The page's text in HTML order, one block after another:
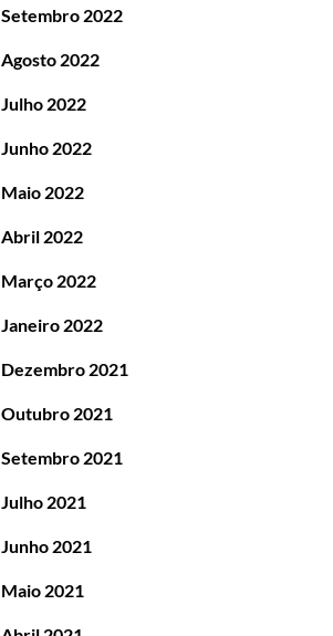
Setembro 2022
Agosto 2022
Julho 2022
Junho 2022
Maio 2022
Abril 2022
Março 2022
Janeiro 2022
Dezembro 2021
Outubro 2021
Setembro 2021
Julho 2021
Junho 2021
Maio 2021